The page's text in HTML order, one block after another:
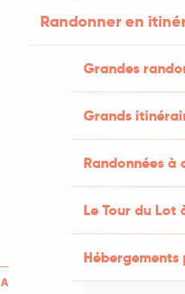
Randonner en
Grandes
Grands
Randonnées
Le Tour du Lot
APPELER